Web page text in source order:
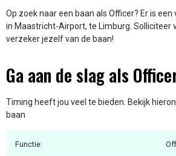
Op zoek naar een baan als Officer? Er is
in Maastricht-Airport, te Limburg. Solliciteer
verzeker jezelf van de baan!
Ga aan de slag als
Timing heeft jou veel te bieden. Bekijk
baan
Functie: